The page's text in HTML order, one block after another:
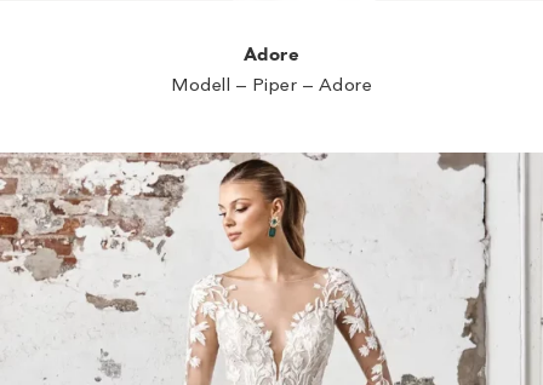
Adore
Modell – Piper – Adore